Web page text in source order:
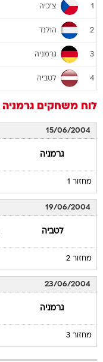
1 צ'כיה
2 הולנד
3 גרמניה
4 לטביה
לוח משחקים גרמניה
15/06/2004
גרמניה
מחזור 1
19/06/2004
לטביה
מחזור 2
23/06/2004
גרמניה
מחזור 3